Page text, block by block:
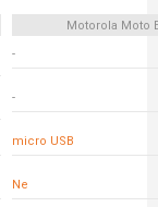
Motorola Moto
-
-
micro USB
Ne